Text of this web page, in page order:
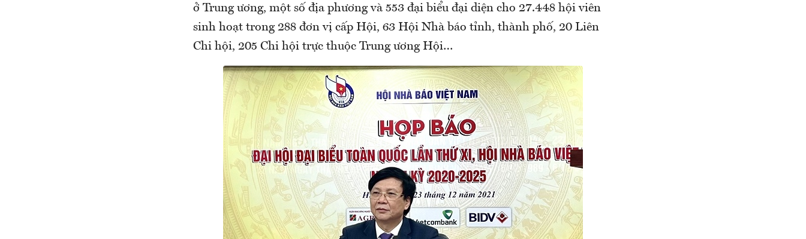
ở Trung ương, một số địa phương và 553 đại biểu đại diện cho 27.448 hội viên
sinh hoạt trong 288 đơn vị cấp Hội, 63 Hội Nhà báo tỉnh, thành phố, 20 Liên
Chi hội, 205 Chi hội trực thuộc Trung ương Hội…